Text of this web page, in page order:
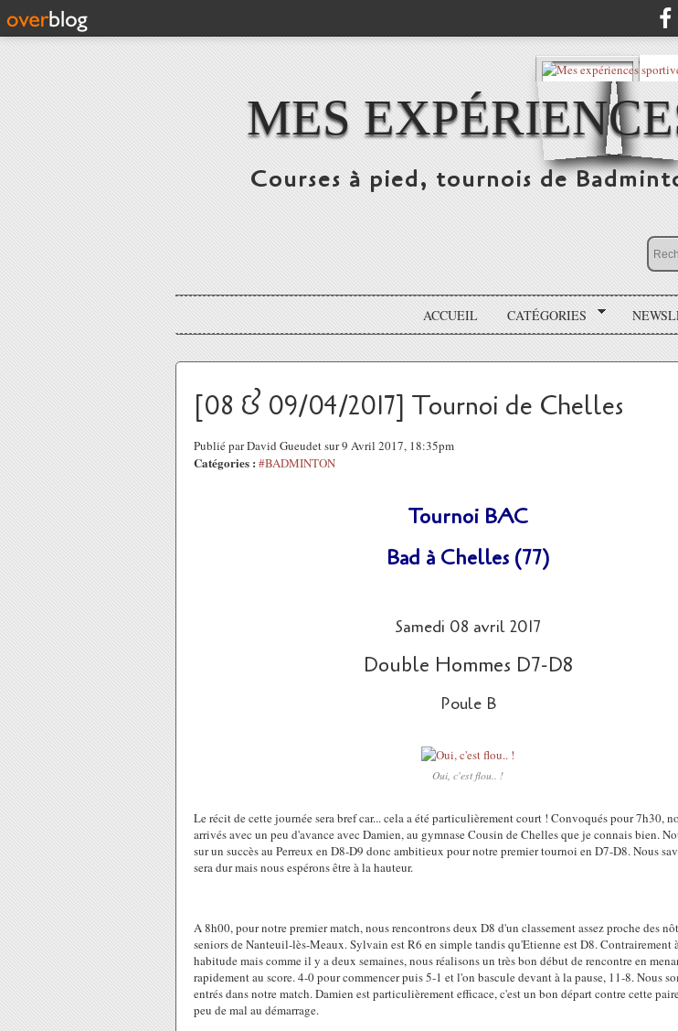
MES
Courses à pied, tournois de
ACCUEIL CATÉGORIES
[08 & 09/04/2017] Tournoi de Chelles
Publié par David Gueudet sur 9 Avril 2017, 18:35pm
Catégories : #BADMINTON
Tournoi BAC
Bad à Chelles (77)
Samedi 08 avril 2017
Double Hommes D7-D8
Poule B
Oui, c'est flou.. !
Le récit de cette journée sera bref car... cela a été particulièrement court ! Convoqués pour 7h30,
arrivés avec un peu d'avance avec Damien, au gymnase Cousin de Chelles que je connais bien.
sur un succès au Perreux en D8-D9 donc ambitieux pour notre premier tournoi en D7-D8. Nous
sera dur mais nous espérons être à la hauteur.
A 8h00, pour notre premier match, nous rencontrons deux D8 d'un classement assez proche des
seniors de Nanteuil-lès-Meaux. Sylvain est R6 en simple tandis qu'Etienne est D8. Contrairement
habitude mais comme il y a deux semaines, nous réalisons un très bon début de rencontre en
rapidement au score. 4-0 pour commencer puis 5-1 et l'on bascule devant à la pause, 11-8. Nous
entrés dans notre match. Damien est particulièrement efficace, c'est un bon départ contre cette
peu de mal au démarrage.